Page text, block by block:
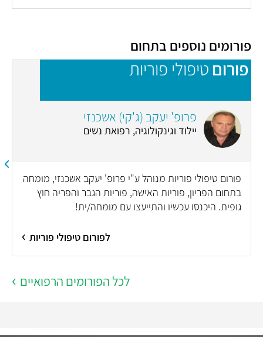
פורומים נוספים בתחום
פורום טיפולי פוריות
פרופ' יעקב (ג'קי) אשכנזי
יילוד וגינקולוגיה, רפואת נשים
פורום טיפולי פוריות מנוהל ע"י פרופ' יעקב אשכנזי, מומחה
בתחום הפריון, פוריות האישה, פוריות הגבר והפריה חוץ
גופית. היכנסו עכשיו והתייעצו עם מומחה/ית!
לפורום טיפולי פוריות
לכל הפורומים הרפואיים